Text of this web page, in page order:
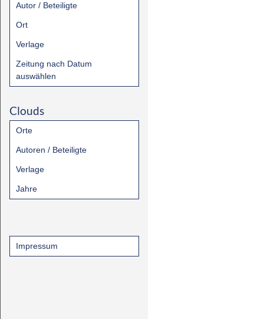
Autor / Beteiligte
Ort
Verlage
Zeitung nach Datum
auswählen
Clouds
Orte
Autoren / Beteiligte
Verlage
Jahre
Impressum